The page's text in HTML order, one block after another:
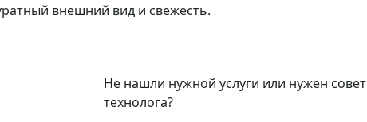
внешний вид и свежесть.
Не нашли нужной услуги или нужен совет
технолога?